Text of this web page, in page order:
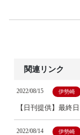
関連リンク
2022/08/15 伊勢崎
【日刊提供】最終
2022/08/14 伊勢崎